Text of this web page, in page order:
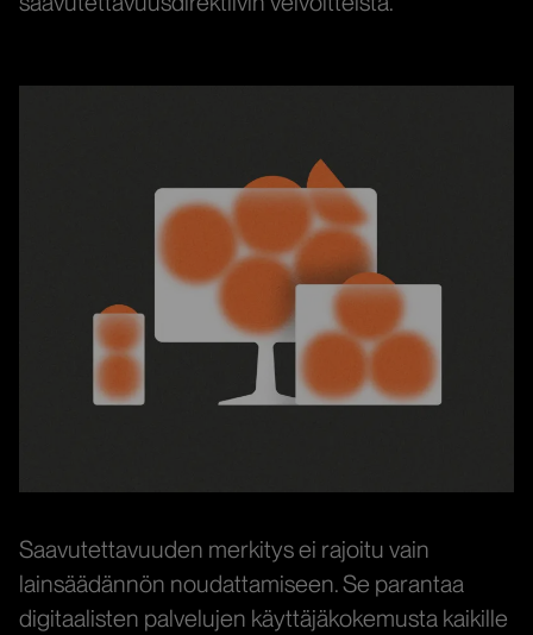
Saavutettavuuden merkitys ei rajoitu vain
lainsäädännön noudattamiseen. Se parantaa
digitaalisten palvelujen käyttäjäkokemusta kaikille